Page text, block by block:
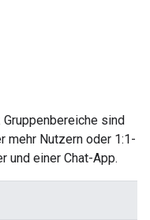
Gruppenbereiche sind
mehr Nutzern oder 1:1-
und einer Chat-App.